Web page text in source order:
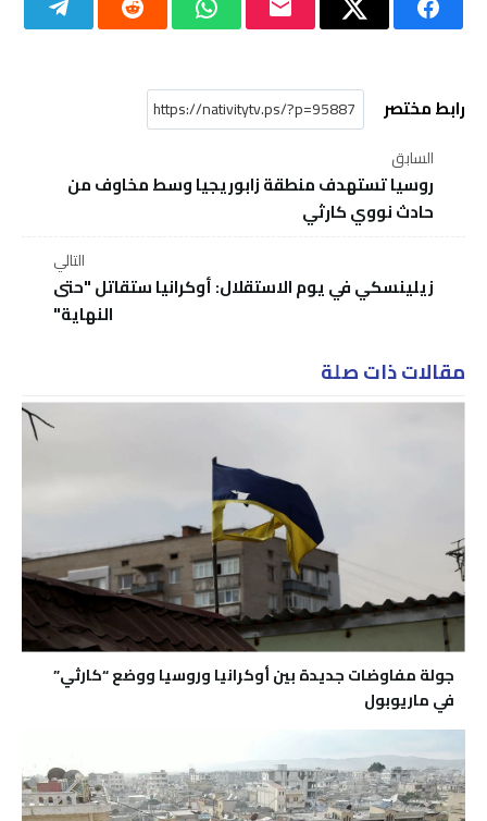
رابط مختصر
السابق
روسيا تستهدف منطقة زابوريجيا وسط مخاوف من
حادث نووي كارثي
التالي
زيلينسكي في يوم الاستقلال: أوكرانيا ستقاتل "حتى
النهاية"
مقالات ذات صلة
جولة مفاوضات جديدة بين أوكرانيا وروسيا ووضع “كارثي”
في ماريوبول